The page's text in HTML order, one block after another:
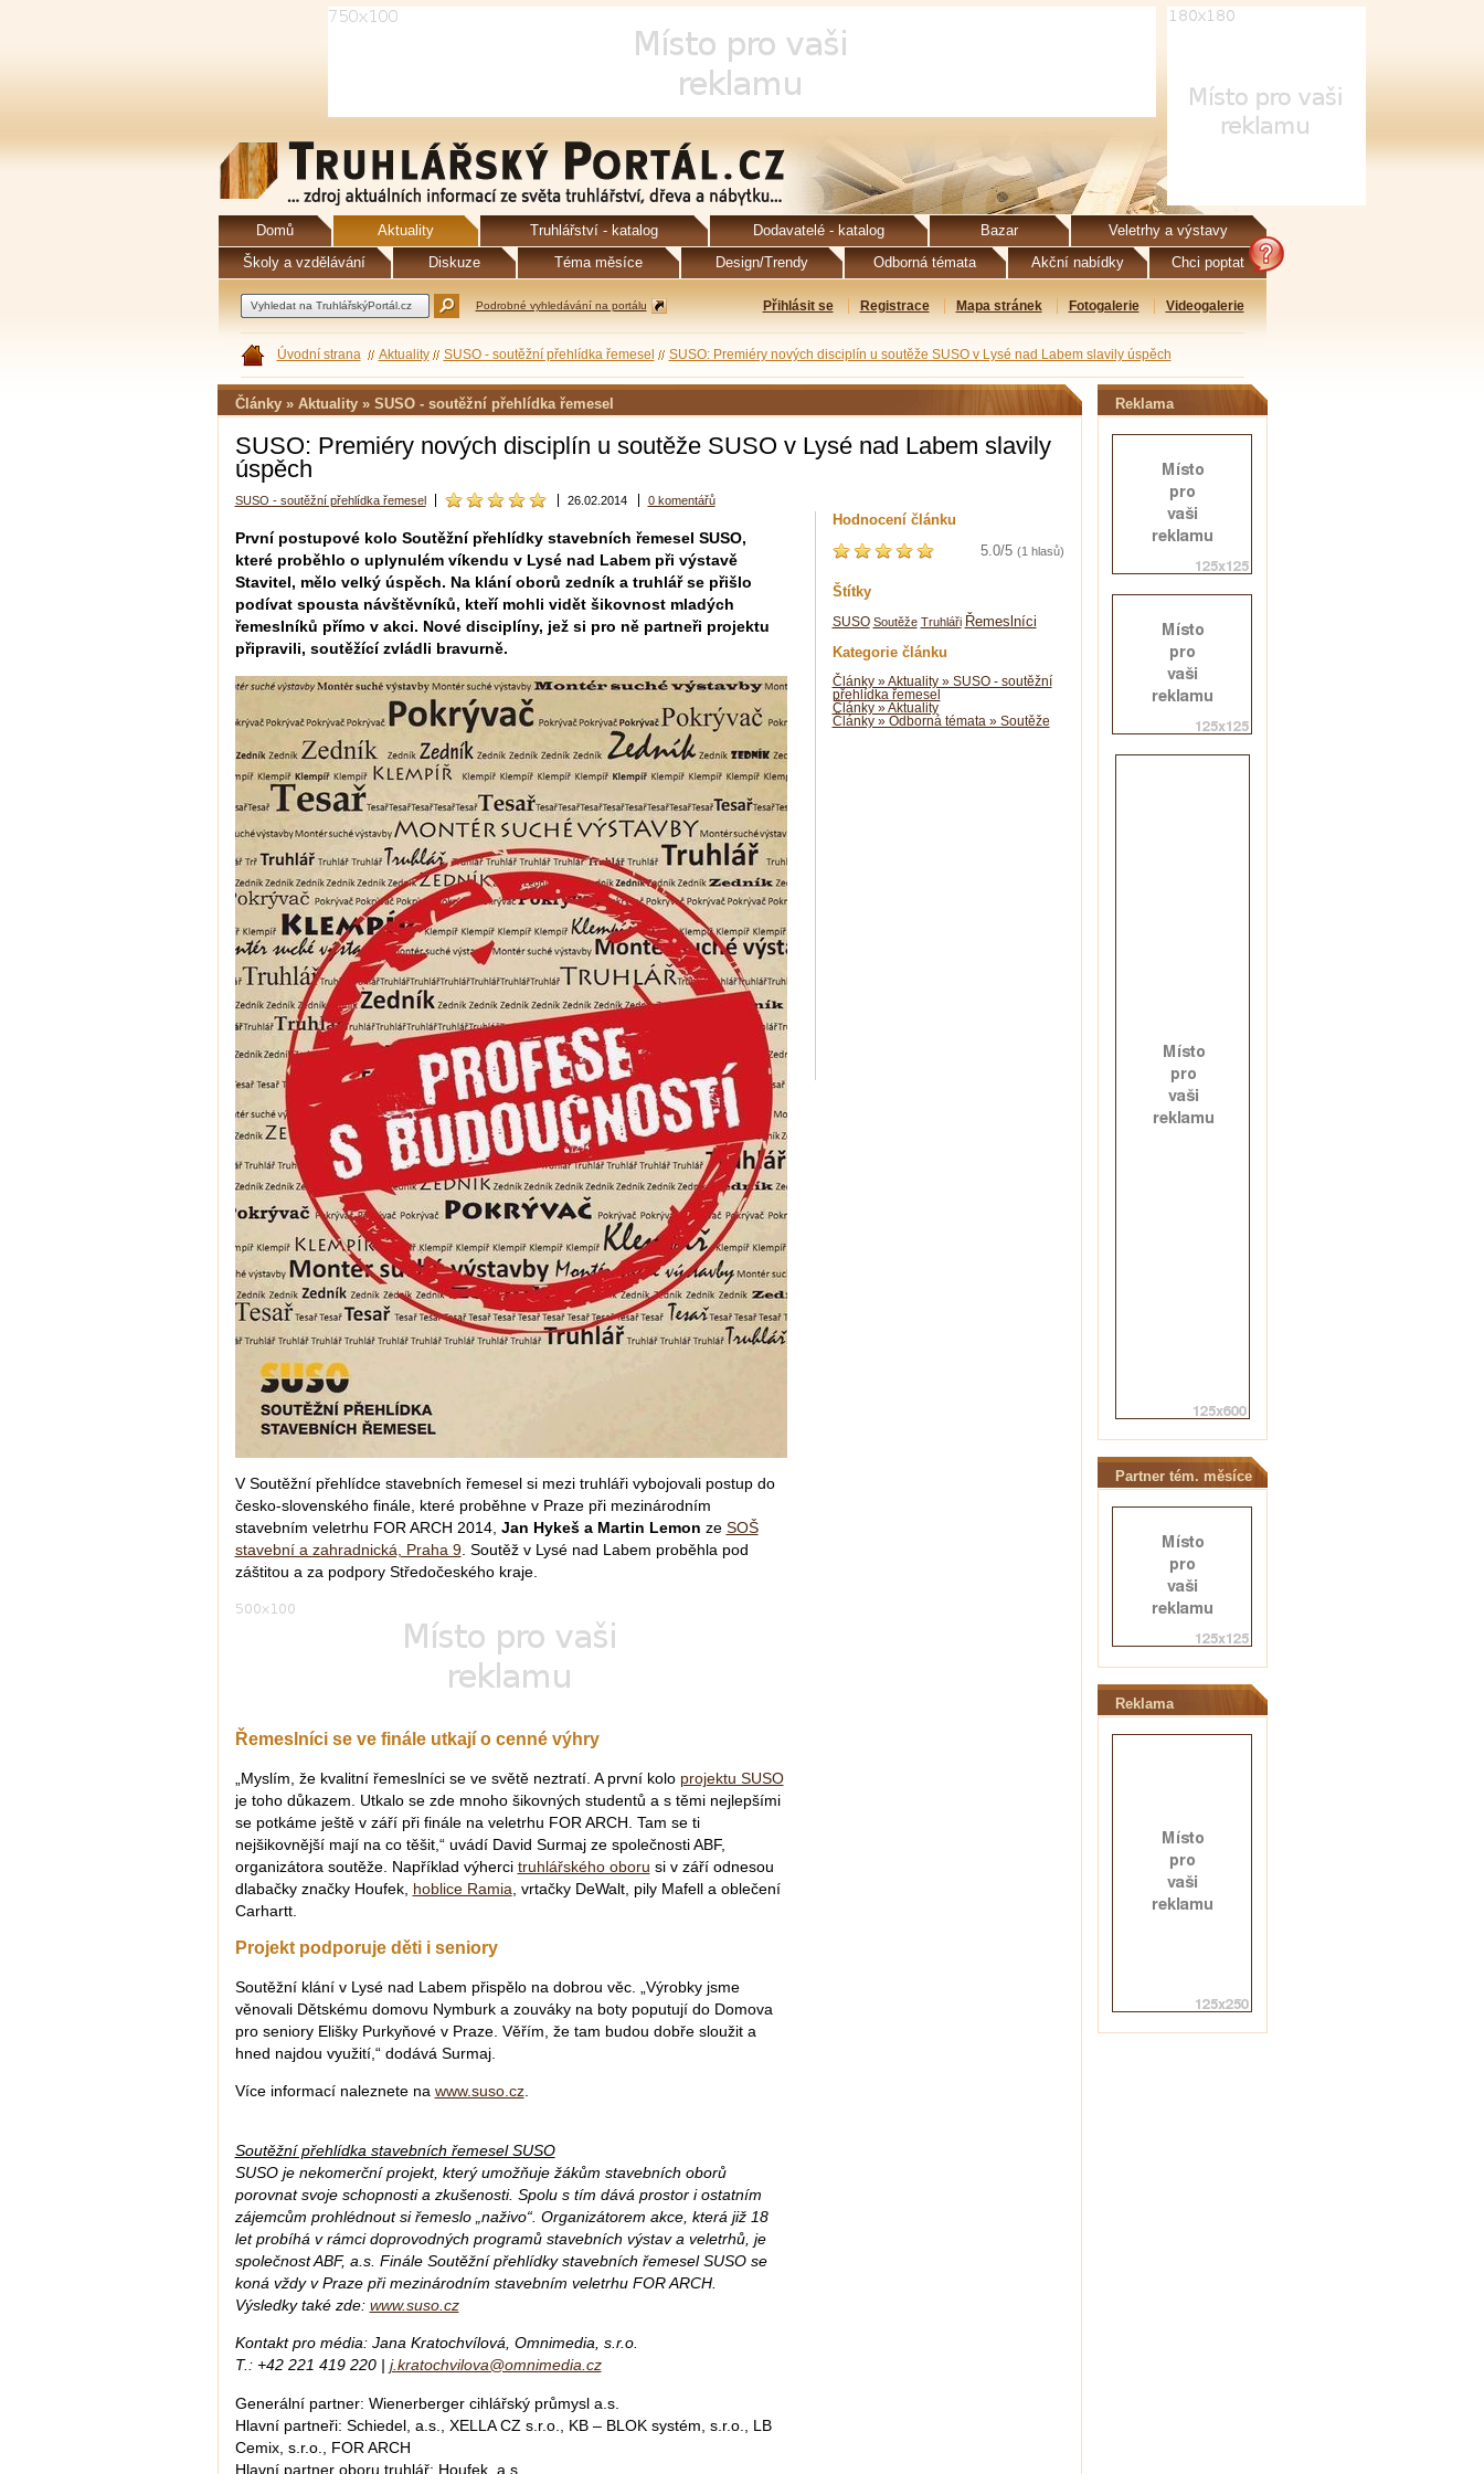
Domů Aktuality Truhlářství - katalog Dodavatelé - katalog Bazar
Veletrhy a výstavy
Školy a vzdělávání
Diskuze Téma měsíce Design/Trendy Odborná témata Akční nabídky Chci poptat
Podrobné vyhledávání na portálu Přihlásit se Registrace Mapa stránek Fotogalerie Videogalerie
Úvodní strana Aktuality SUSO - soutěžní přehlídka řemesel SUSO: Premiéry nových disciplín u soutěže SUSO v Lysé nad Labem slavily úspěch
Články » Aktuality » SUSO - soutěžní přehlídka řemesel
SUSO: Premiéry nových disciplín u soutěže SUSO v Lysé nad Labem slavily
úspěch
SUSO - soutěžní přehlídka řemesel 26.02.2014 0 komentářů
První postupové kolo Soutěžní přehlídky stavebních řemesel SUSO,
které proběhlo o uplynulém víkendu v Lysé nad Labem při výstavě
Stavitel, mělo velký úspěch. Na klání oborů zedník a truhlář se přišlo
podívat spousta návštěvníků, kteří mohli vidět šikovnost mladých
řemeslníků přímo v akci. Nové disciplíny, jež si pro ně partneři projektu
připravili, soutěžící zvládli bravurně.
V Soutěžní přehlídce stavebních řemesel si mezi truhláři vybojovali postup do
česko-slovenského finále, které proběhne v Praze při mezinárodním
stavebním veletrhu FOR ARCH 2014, Jan Hykeš a Martin Lemon ze SOŠ
stavební a zahradnická, Praha 9. Soutěž v Lysé nad Labem proběhla pod
záštitou a za podpory Středočeského kraje.
Řemeslníci se ve finále utkají o cenné výhry
„Myslím, že kvalitní řemeslníci se ve světě neztratí. A první kolo projektu SUSO
je toho důkazem. Utkalo se zde mnoho šikovných studentů a s těmi nejlepšími
se potkáme ještě v září při finále na veletrhu FOR ARCH. Tam se ti
nejšikovnější mají na co těšit,“ uvádí David Surmaj ze společnosti ABF,
organizátora soutěže. Například výherci truhlářského oboru si v září odnesou
dlabačky značky Houfek, hoblice Ramia, vrtačky DeWalt, pily Mafell a oblečení
Carhartt.
Projekt podporuje děti i seniory
Soutěžní klání v Lysé nad Labem přispělo na dobrou věc. „Výrobky jsme
věnovali Dětskému domovu Nymburk a zouváky na boty poputují do Domova
pro seniory Elišky Purkyňové v Praze. Věřím, že tam budou dobře sloužit a
hned najdou využití,“ dodává Surmaj.
Více informací naleznete na www.suso.cz.
Soutěžní přehlídka stavebních řemesel SUSO
SUSO je nekomerční projekt, který umožňuje žákům stavebních oborů
porovnat svoje schopnosti a zkušenosti. Spolu s tím dává prostor i ostatním
zájemcům prohlédnout si řemeslo „naživo“. Organizátorem akce, která již 18
let probíhá v rámci doprovodných programů stavebních výstav a veletrhů, je
společnost ABF, a.s. Finále Soutěžní přehlídky stavebních řemesel SUSO se
koná vždy v Praze při mezinárodním stavebním veletrhu FOR ARCH.
Výsledky také zde: www.suso.cz
Kontakt pro média: Jana Kratochvílová, Omnimedia, s.r.o.
T.: +42 221 419 220 | j.kratochvilova@omnimedia.cz
Generální partner: Wienerberger cihlářský průmysl a.s.
Hlavní partneři: Schiedel, a.s., XELLA CZ s.r.o., KB – BLOK systém, s.r.o., LB
Cemix, s.r.o., FOR ARCH
Hlavní partner oboru truhlář: Houfek, a.s.
Hodnocení článku
5.0/5 (1 hlasů)
Štítky
SUSO Soutěže Truhláři Řemeslníci
Kategorie článku
Články » Aktuality » SUSO - soutěžní
přehlídka řemesel
Články » Aktuality
Články » Odborná témata » Soutěže
Reklama
Partner tém. měsíce
Reklama